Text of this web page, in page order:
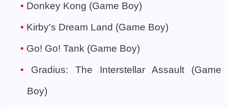
Donkey Kong (Game Boy)
Kirby's Dream Land (Game Boy)
Go! Go! Tank (Game Boy)
Gradius: The Interstellar Assault (Game
Boy)